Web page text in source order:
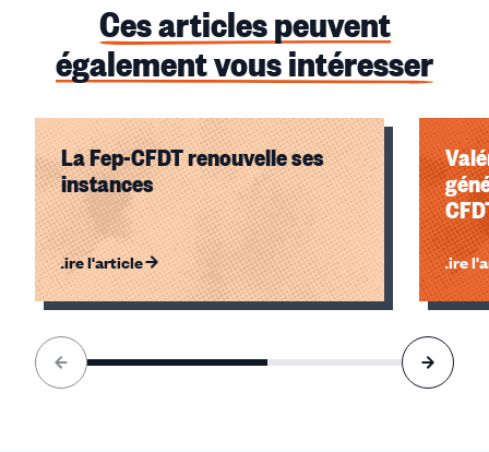
Ces articles peuvent
également vous intéresser
La Fep-CFDT renouvelle ses
instances
Lire l'article Lire